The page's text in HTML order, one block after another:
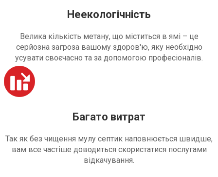
Неекологічність
Велика кількість метану, що міститься в ямі – це
серйозна загроза вашому здоров'ю, яку необхідно
усувати своєчасно та за допомогою професіоналів.
Багато витрат
Так як без чищення мулу септик наповнюється швидше,
вам все частіше доводиться скористатися послугами
відкачування.